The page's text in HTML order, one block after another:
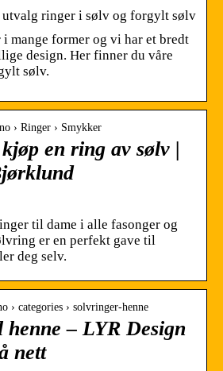
utvalg ringer i sølv og forgylt sølv
mange former og vi har et bredt
design. Her finner du våre
sølv.
› Ringer › Smykker
en ring av sølv |
til dame i alle fasonger og
er en perfekt gave til
deg selv.
› categories › solvringer-henne
– LYR Design
nett